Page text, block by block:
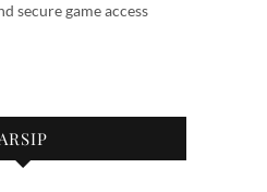
secure game access